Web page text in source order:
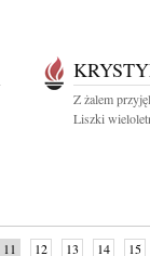
Z żalem
Liszki
11 12 13 14 15